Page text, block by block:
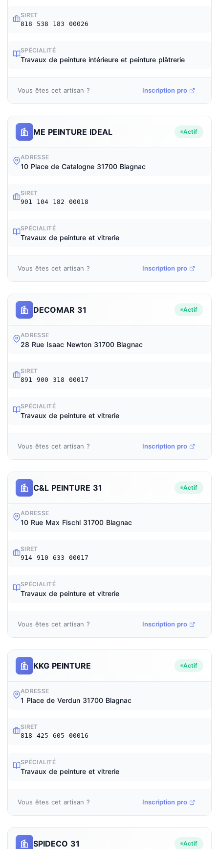
SIRET
818 538 183 00026
SPÉCIALITÉ
Travaux de peinture intérieure et peinture plâtrerie
Vous êtes cet artisan ? Inscription pro
ME PEINTURE IDEAL Actif
ADRESSE
10 Place de Catalogne 31700 Blagnac
SIRET
901 104 182 00018
SPÉCIALITÉ
Travaux de peinture et vitrerie
Vous êtes cet artisan ? Inscription pro
DECOMAR 31 Actif
ADRESSE
28 Rue Isaac Newton 31700 Blagnac
SIRET
891 900 318 00017
SPÉCIALITÉ
Travaux de peinture et vitrerie
Vous êtes cet artisan ? Inscription pro
C&L PEINTURE 31 Actif
ADRESSE
10 Rue Max Fischl 31700 Blagnac
SIRET
914 910 633 00017
SPÉCIALITÉ
Travaux de peinture et vitrerie
Vous êtes cet artisan ? Inscription pro
KKG PEINTURE Actif
ADRESSE
1 Place de Verdun 31700 Blagnac
SIRET
818 425 605 00016
SPÉCIALITÉ
Travaux de peinture et vitrerie
Vous êtes cet artisan ? Inscription pro
SPIDECO 31 Actif